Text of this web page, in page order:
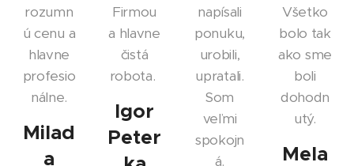
rozumn
ú cenu a
hlavne
profesio
nálne.
Milad
a
Firmou
a hlavne
čistá
robota.
Igor
Peter
napísali
ponuku,
urobili,
upratali.
Som
veľmi
spokojn
á.
Všetko
bolo tak
ako sme
boli
dohodn
utý.
Mela